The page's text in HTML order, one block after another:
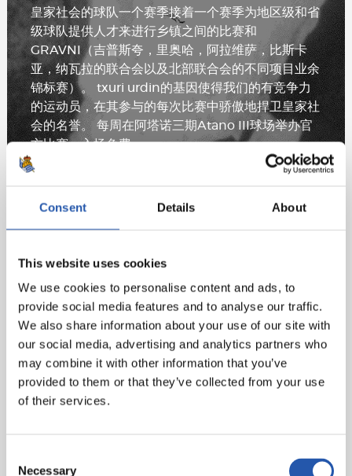
Consent Details About
This website uses cookies
We use cookies to personalise content and ads, to
provide social media features and to analyse our traffic.
We also share information about your use of our site with
our social media, advertising and analytics partners who
may combine it with other information that you’ve
provided to them or that they’ve collected from your use
of their services.
Necessary
皇家社会的球队一个赛季接着一个赛季为地区级和省
级球队提供人才来进行乡镇之间的比赛和
GRAVNI（吉普斯夸，里奥哈，阿拉维萨，比斯卡
亚，纳瓦拉的联合会以及北部联合会的不同项目业余
锦标赛）。 txuri urdin的基因使得我们的有竞争力
的运动员，在其参与的每次比赛中骄傲地捍卫皇家社
会的名誉。 每周在阿塔诺三期Atano III球场举办官
方比赛，入场免费。
为了能保持这项如此引人，具有当地特色的土生土长
是针对想要学习和享受这项运动的孩子们，从橡胶回
力球/皮革回力球的练习开始教他们。
*照片：皇家社会（Real Sociedad）, 哈武安萨勒（Jaunsar）, 阿隆
索（A.Alonso）,库特克萨照片库（ Fototeca Kutxa）